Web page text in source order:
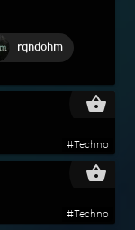
rqndohm
shopping_basket
#Techno
shopping_basket
#Techno